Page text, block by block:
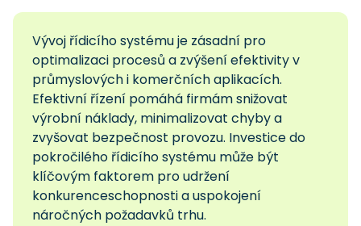
Vývoj řídicího systému je zásadní pro
optimalizaci procesů a zvýšení efektivity v
průmyslových i komerčních aplikacích.
Efektivní řízení pomáhá firmám snižovat
výrobní náklady, minimalizovat chyby a
zvyšovat bezpečnost provozu. Investice do
pokročilého řídicího systému může být
klíčovým faktorem pro udržení
konkurenceschopnosti a uspokojení
náročných požadavků trhu.